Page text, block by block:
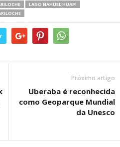
LAGO NAHUEL HUAPI
Próximo artigo
Uberaba é reconhecida
como Geoparque Mundial
da Unesco